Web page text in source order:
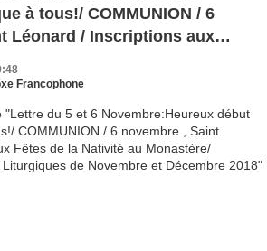
/ 6
Léonard / Inscriptions aux
Francophone